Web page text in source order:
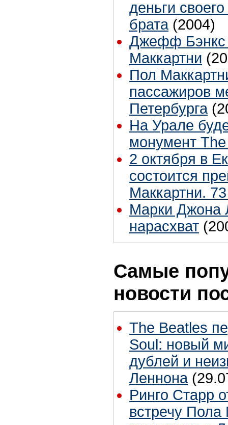
деньги
брата (2004)
Джефф Бэнкс
Маккартни
Пол
пассажиров
Петербурга
На Урале
монумент
2 октября в
состоится
Маккартни.
Марки Джона
нарасхват
Самые
новости
The Beatles
Soul: новый
дублей и
Леннона
Ринго Старр
встречу Пола